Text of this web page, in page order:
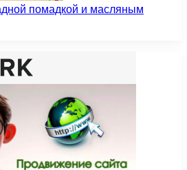
помадкой и масляным